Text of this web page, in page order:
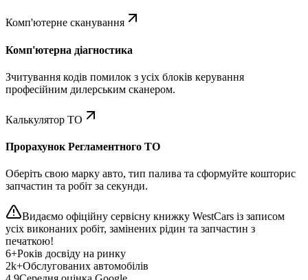
Комп'ютерне сканування
Комп'ютерна діагностика
Зчитування кодів помилок з усіх блоків керування
професійним дилерським сканером.
Калькулятор ТО
Прорахунок Регламентного ТО
Оберіть свою марку авто, тип палива та сформуйте кошторис
запчастин та робіт за секунди.
Видаємо офіційну сервісну книжку WestCars із записом
усіх виконаних робіт, замінених рідин та запчастин з
печаткою!
6+Років досвіду на ринку
2k+Обслугованих автомобілів